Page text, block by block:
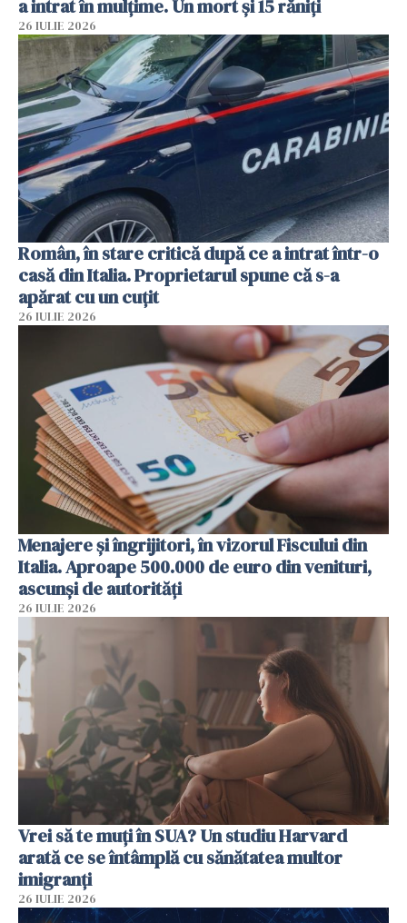
a intrat în mulțime. Un mort și 15 răniți
26 IULIE 2026
Român, în stare critică după ce a intrat într-o
casă din Italia. Proprietarul spune că s-a
apărat cu un cuțit
26 IULIE 2026
Menajere și îngrijitori, în vizorul Fiscului din
Italia. Aproape 500.000 de euro din venituri,
ascunși de autorități
26 IULIE 2026
Vrei să te muți în SUA? Un studiu Harvard
arată ce se întâmplă cu sănătatea multor
imigranți
26 IULIE 2026